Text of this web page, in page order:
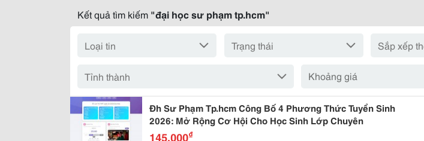
Kết quả tìm kiếm "đại học sư phạm tp.hcm"
Khoảng giá
Đh Sư Phạm Tp.hcm Công Bố 4 Phương Thức Tuyển Sinh
2026: Mở Rộng Cơ Hội Cho Học Sinh Lớp Chuyên
145.000₫